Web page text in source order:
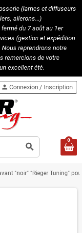
(lames et diffuseurs
ailerons...)
du 7 août au 1er
(gestion et expédition
reprendrons notre
remercions de votre
excellent été.
search
person Connexion / Inscription
0
"noir" "Rieger Tuning"